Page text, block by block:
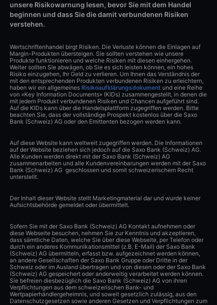
unsere Risikowarnung lesen, bevor Sie mit dem Handel
beginnen und dass Sie die damit verbundenen Risiken
verstehen.
Wertschriftenhandel birgt Risiken. Die Verluste können die Einlagen auf
Margin-Produkten übersteigen. Sie sollten verstehen wie unsere
Produkte funktionieren und welche Risiken mit diesen einhergehen.
Weiter sollten Sie abwägen, ob Sie es sich leisten können, ein hohes
Risiko einzugehen, Ihr Geld zu verlieren. Um Ihnen das Verständnis der
mit den entsprechenden Produkten verbundenen Risiken zu erleichtern,
haben wir ein allgemeines Risikoaufklärungsdokument und eine Reihe
von «Key Information Documents» (KIDs) zusammengestellt, in denen die
mit jedem Produkt verbundenen Risiken und Chancen aufgeführt sind.
Auf die KIDs kann über die Handelsplattform zugegriffen werden. Bitte
beachten Sie, dass der vollständige Prospekt kostenlos über die Saxo
Bank (Schweiz) AG oder den Emittenten bezogen werden kann.
Auf diese Website kann weltweit zugegriffen werden. Die Informationen
auf der Website beziehen sich jedoch auf die Saxo Bank (Schweiz) AG.
Alle Kunden werden direkt mit der Saxo Bank (Schweiz) AG
zusammenarbeiten und alle Kundenvereinbarungen werden mit der Saxo
Bank (Schweiz) AG geschlossen und somit schweizerischem Recht
unterstellt.
Der Inhalt dieser Website stellt Marketingmaterial dar und wurde keiner
Aufsichtsbehörde gemeldet oder übermittelt.
Sofern Sie mit der Saxo Bank (Schweiz) AG Kontakt aufnehmen oder
diese Webseite besuchen, nehmen Sie zur Kenntnis und akzeptieren,
dass sämtliche Daten, welche Sie über diese Webseite, per Telefon oder
durch ein anderes Kommunikationsmittel (z.B. E-Mail) der Saxo Bank
(Schweiz) AG übermitteln, erfasst bzw. aufgezeichnet werden können,
an andere Gesellschaften der Saxo Bank Gruppe oder Dritte in der
Schweiz oder im Ausland übertragen und von diesen oder der Saxo Bank
(Schweiz) AG gespeichert oder anderweitig verarbeitet werden können.
Sie befreien diesbezüglich die Saxo Bank (Schweiz) AG von ihren
Verpflichtungen aus dem schweizerischen Bank- und
Wertpapierhändlergeheimnis, und soweit gesetzlich zulässig, aus den
Datenschutzgesetzen sowie anderen Gesetzen und Verpflichtungen zum